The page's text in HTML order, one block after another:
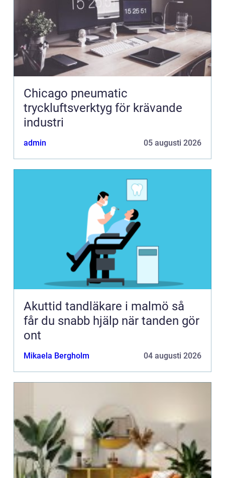
Chicago pneumatic
tryckluftsverktyg för krävande
industri
admin 05 augusti 2026
Akuttid tandläkare i malmö så
får du snabb hjälp när tanden gör
ont
Mikaela Bergholm 04 augusti 2026